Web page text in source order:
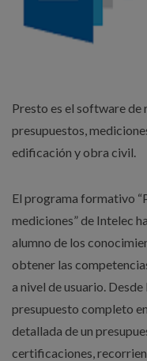
Presto es el software de
presupuestos,
edificación y obra civil.
El programa formativo
mediciones” de Intelec
alumno de los
obtener las
a nivel de usuario.
presupuesto completo
detallada de un
certificaciones,